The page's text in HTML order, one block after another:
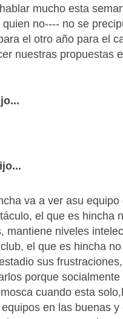
mucho esta
no---- no se
el otro año para el
nuestras propuestas
va a ver asu
el que es hincha
mantiene niveles
el que es hincha
sus
porque
cuando esta
en las buenas